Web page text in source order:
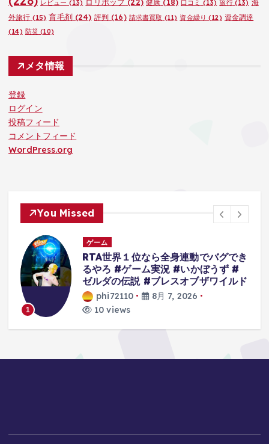
レビュー (13) ロリポップ(22) 健康 (18) 口コミ (13) 旅行(13) 海
外旅行 (15) 育毛剤(24) 評判 (16) 請求書買取 (11) 資金繰り (12) 資金調達
(14) 防災 (10)
メタ情報
登録
ログイン
投稿フィード
コメントフィード
WordPress.org
You Missed
1
ゲーム
RTA世界１位なら全身連動でバグでき
るやろ #ゲーム実況 #いかぼうず #
ゼルダの伝説 #ブレスオブザワイルド
phi72110
8月 7, 2026
10 views